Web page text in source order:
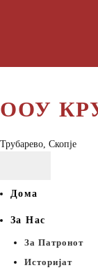
ООУ
Трубарево, Скопје
Дома
За Нас
За Патронот
Историјат